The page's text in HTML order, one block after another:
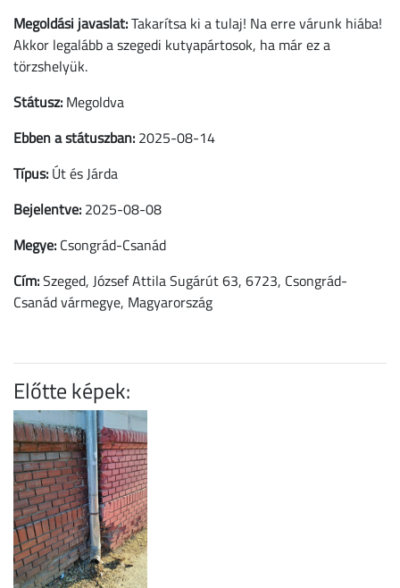
Megoldási javaslat:Takarítsa ki a tulaj! Na erre várunk hiába!
Akkor legalább a szegedi kutyapártosok, ha már ez a
törzshelyük.
Státusz: Megoldva
Ebben a státuszban: 2025-08-14
Típus: Út és Járda
Bejelentve: 2025-08-08
Megye: Csongrád-Csanád
Cím:Szeged, József Attila Sugárút 63, 6723, Csongrád-
Csanád vármegye, Magyarország
Előtte képek: